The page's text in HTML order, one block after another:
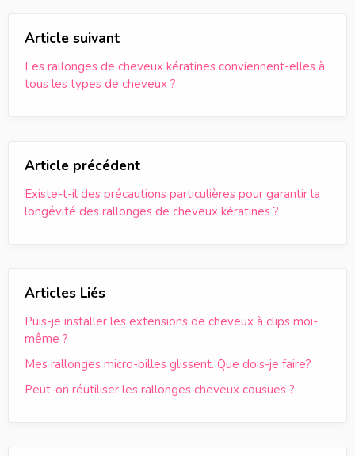
Article suivant
Les rallonges de cheveux kératines conviennent-elles à
tous les types de cheveux ?
Article précédent
Existe-t-il des précautions particulières pour garantir la
longévité des rallonges de cheveux kératines ?
Articles Liés
Puis-je installer les extensions de cheveux à clips moi-
même ?
Mes rallonges micro-billes glissent. Que dois-je faire?
Peut-on réutiliser les rallonges cheveux cousues ?